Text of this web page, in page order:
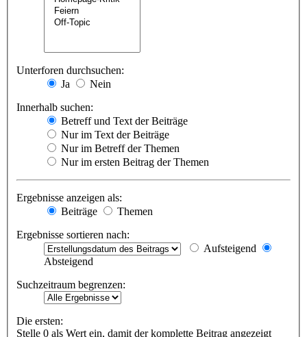
Unterforen durchsuchen:
Ja
Nein
Innerhalb suchen:
Betreff und Text der Beiträge
Nur im Text der Beiträge
Nur im Betreff der Themen
Nur im ersten Beitrag der Themen
Ergebnisse anzeigen als:
Beiträge
Themen
Ergebnisse sortieren nach:
Aufsteigend
Absteigend
Suchzeitraum begrenzen:
Die ersten:
Stelle 0 als Wert ein, damit der komplette Beitrag angezeigt